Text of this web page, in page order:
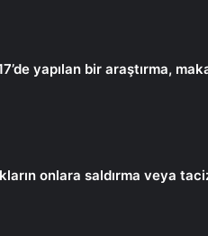
yapılan bir araştırma,
onlara saldırma veya